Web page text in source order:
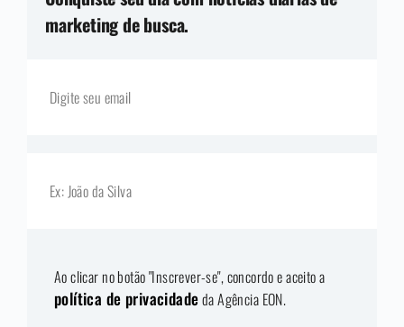
marketing de busca.
Ao clicar no botão "Inscrever-se", concordo e aceito a
política de privacidadeda Agência EON.